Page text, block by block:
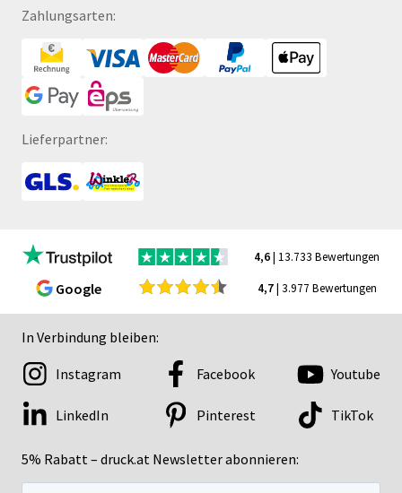
Zahlungsarten:
Lieferpartner:
4,6| 13.733 Bewertungen
Google 4,7| 3.977 Bewertungen
In Verbindung bleiben:
5% Rabatt – druck.at Newsletter abonnieren:
Instagram Facebook Youtube
LinkedIn Pinterest TikTok